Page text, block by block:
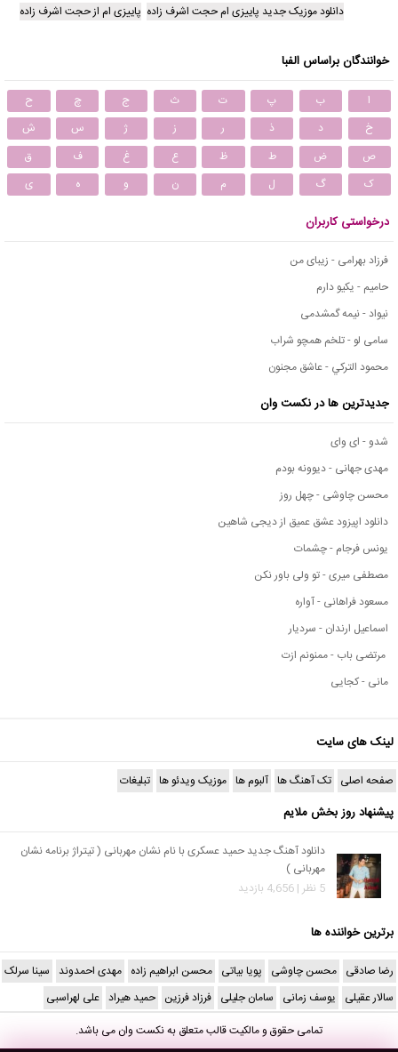
دانلود موزیک جدید پاییزی ام حجت اشرف زاده پاییزی ام از حجت اشرف زاده
خوانندگان براساس الفبا
ا ب پ ت ث ج چ
ح
خ
د ذ ر ز ژ س
ش
ص
ض ط ظ ع غ ف
ق
ک
گ ل م ن و ه ی
درخواستی کاربران
فرزاد بهرامی - زیبای من
حامیم - یکیو دارم
نیواد - نیمه گمشدمی
سامی لو - تلخم همچو شراب
محمود التركي - عاشق مجنون
جدیدترین ها در نکست وان
شدو - ای وای
مهدی جهانی - دیوونه بودم
محسن چاوشی - چهل روز
دانلود اپیزود عشق عمیق از دیجی شاهین
یونس فرجام - چشمات
مصطفی میری - تو ولی باور نکن
مسعود فراهانی - آواره
اسماعیل ارندان - سردیار
مرتضی باب - ممنونم ازت
مانی - کجایی
لینک های سایت
صفحه اصلی تک آهنگ ها آلبوم ها موزیک ویدئو ها تبلیغات
پیشنهاد روز بخش ملایم
دانلود آهنگ جدید حمید عسکری با نام نشان مهربانی ( تیتراژ برنامه نشان
مهربانی )
5 نظر | 4,656 بازدید
برترین خواننده ها
رضا صادقی محسن چاوشی پویا بیاتی محسن ابراهیم زاده مهدی احمدوند سینا سرلک
سالار عقیلی یوسف زمانی سامان جلیلی فرزاد فرزین حمید هیراد علی لهراسبی
تمامی حقوق و مالکیت قالب متعلق بهنکست وانمی باشد.